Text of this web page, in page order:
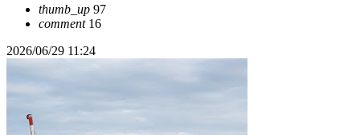
thumb_up 97
comment16
2026/06/29 11:24